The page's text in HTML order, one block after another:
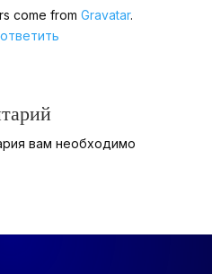
come from Gravatar.
вам необходимо